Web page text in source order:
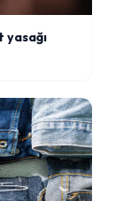
yasağı